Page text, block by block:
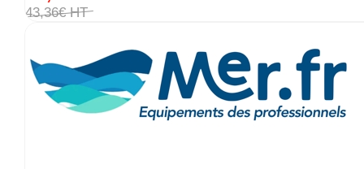
43,36€ HT